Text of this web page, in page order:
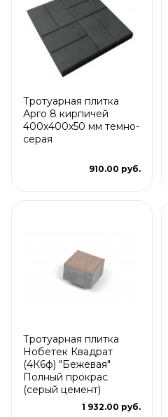
Тротуарная плитка
Арго 8 кирпичей
400x400x50 мм темно-
серая
910.00 руб.
Тротуарная плитка
Нобетек Квадрат
(4К6ф) "Бежевая"
Полный прокрас
(серый цемент)
1 932.00 руб.